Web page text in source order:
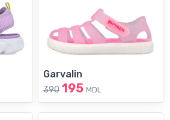
Garvalin
390 195 MDL